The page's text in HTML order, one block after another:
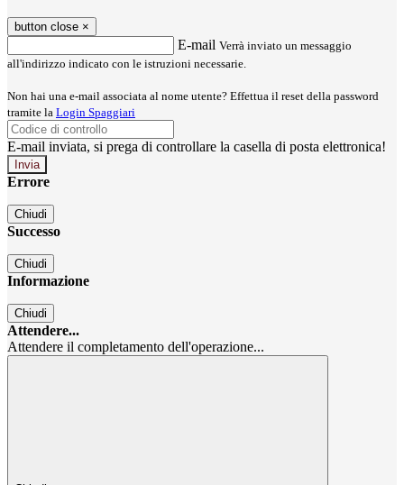
button close ×
E-mail Verrà inviato un messaggio
all'indirizzo indicato con le istruzioni necessarie.
Non hai una e-mail associata al nome utente? Effettua il reset della password
tramite la Login Spaggiari
E-mail inviata, si prega di controllare la casella di posta elettronica!
Errore
Chiudi
Successo
Chiudi
Informazione
Chiudi
Attendere...
Attendere il completamento dell'operazione...